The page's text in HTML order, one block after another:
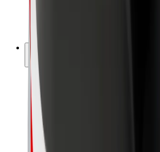
Par uzņēmumu
Blogs